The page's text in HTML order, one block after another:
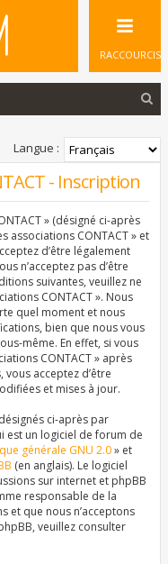
RACCOURCIS
c
Langue :
- Inscription
» (désigné ci-après
associations CONTACT » et
d’être légalement
n’acceptez pas d’être
suivantes, veuillez ne
CONTACT ». Nous
quel moment et nous
bien que nous vous
même. En effet, si vous
CONTACT » après
acceptez d’être
et mises à jour.
ci-après par
est un logiciel de forum de
générale GNU 2.0» et
(en anglais). Le logiciel
sur internet et phpBB
responsable de la
et que nous n’acceptons
veuillez consulter